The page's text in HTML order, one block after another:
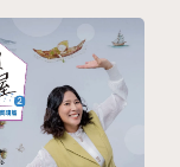
開鏡頭、參與互
有什麼改善方